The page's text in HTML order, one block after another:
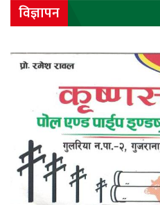
विज्ञापन